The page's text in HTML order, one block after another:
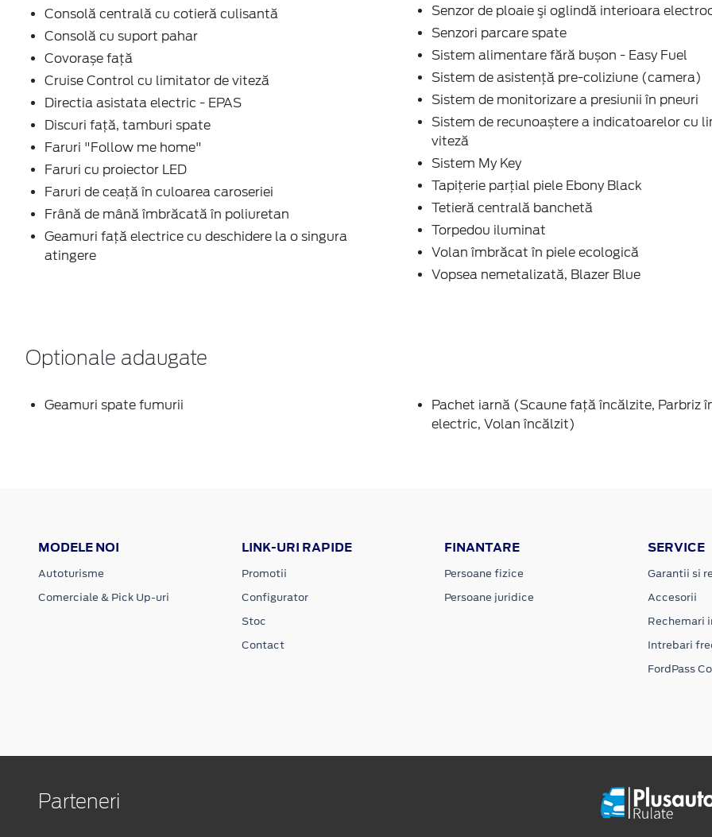
Consolă centrală cu cotieră culisantă
Consolă cu suport pahar
Covorașe față
Cruise Control cu limitator de viteză
Directia asistata electric - EPAS
Discuri faţă, tamburi spate
Faruri "Follow me home"
Faruri cu proiector LED
Faruri de ceaţă în culoarea caroseriei
Frână de mână îmbrăcată în poliuretan
Geamuri faţă electrice cu deschidere la o singura
atingere
Senzor de ploaie şi oglindă interioara
Senzori parcare spate
Sistem alimentare fără bușon - Easy Fuel
Sistem de asistenţă pre-coliziune (camera)
Sistem de monitorizare a presiunii în pneuri
Sistem de recunoaștere a indicatoarelor cu
viteză
Sistem My Key
Tapițerie parţial piele Ebony Black
Tetieră centrală banchetă
Torpedou iluminat
Volan îmbrăcat în piele ecologică
Vopsea nemetalizată, Blazer Blue
Optionale adaugate
Geamuri spate fumurii
Pachet iarnă (Scaune faţă încălzite, Parbriz
electric, Volan încălzit)
MODELE NOI
Autoturisme
Comerciale & Pick Up-uri
LINK-URI RAPIDE
Promotii
Configurator
Stoc
Contact
FINANTARE
Persoane fizice
Persoane juridice
SERVICE
Garantii si
Accesorii
Rechemari
Intrebari
FordPass
Parteneri